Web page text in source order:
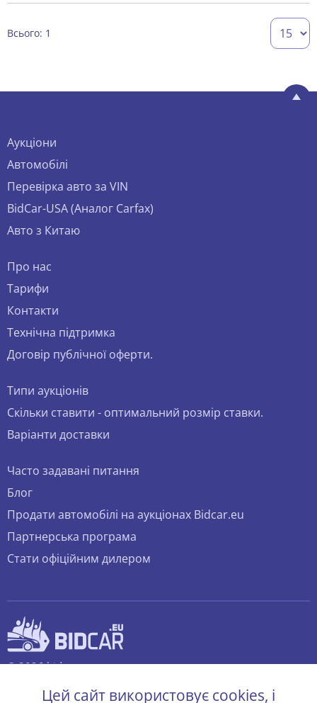
Всього: 1
Аукціони
Автомобілі
Перевірка авто за VIN
BidCar-USA (Аналог Carfax)
Авто з Китаю
Про нас
Тарифи
Контакти
Технічна підтримка
Договір публічної оферти.
Типи аукціонів
Скільки ставити - оптимальний розмір ставки.
Варіанти доставки
Часто задавані питання
Блог
Продати автомобілі на аукціонах Bidcar.eu
Партнерська програма
Стати офіційним дилером
© 2026 bidcar.eu
Цей сайт використовує cookies, і